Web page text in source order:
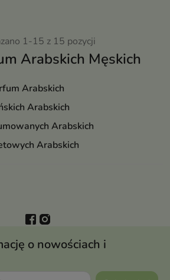
Arabskich Męskich
Arabskich
Arabskich
Arabskich
Arabskich
1-15 z 15 pozycji
o nowościach i